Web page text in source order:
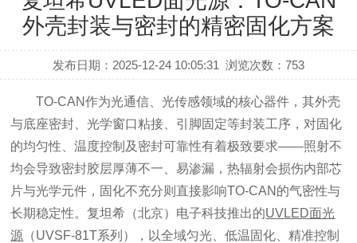
外壳封装与密封的精密固化方案
发布日期：2025-12-24 10:05:31 浏览次数：753
TO-CAN作为光通信、光传感领域的核心器件，其外壳
与底座密封、光学窗口粘接、引脚固定等封装工序，对固化
的均匀性、温度控制及密封可靠性有着极致要求——照射不
均会导致密封胶层厚薄不一、易渗漏，热辐射会损伤内部芯
片与光学元件，固化不充分则直接影响TO-CAN的气密性与
长期稳定性。复坦希（北京）电子科技推出的UVLED面光
源 （UVSF-81T系列），以全域匀光、低温固化、精准控制